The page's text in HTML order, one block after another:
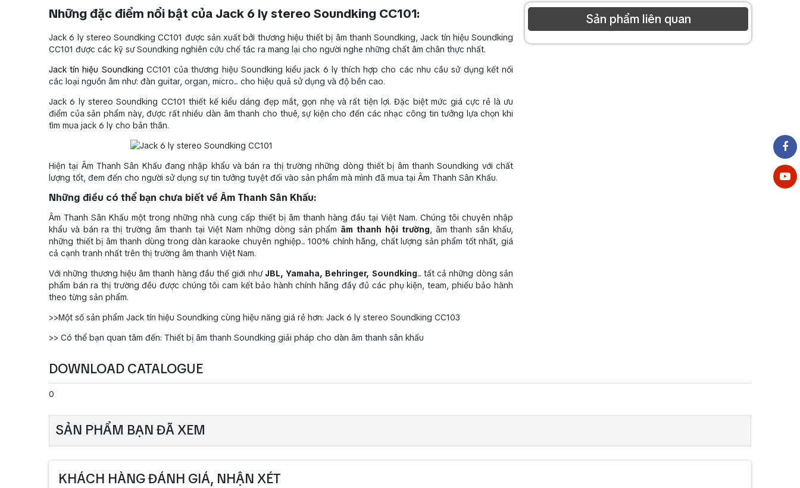
Những đặc điểm nổi bật của Jack 6 ly stereo Soundking CC101:
Jack 6 ly stereo Soundking CC101 được sản xuất bởi thương hiệu thiết bị âm thanh Soundking, Jack tín hiệu Soundking
CC101 được các kỹ sư Soundking nghiên cứu chế tác ra mang lại cho người nghe những chất âm chân thực nhất.
Jack tín hiệu Soundking CC101 của thương hiệu Soundking kiểu jack 6 ly thích hợp cho các nhu cầu sử dụng kết nối
các loại nguồn âm như: đàn guitar, organ, micro... cho hiệu quả sử dụng và độ bền cao.
Jack 6 ly stereo Soundking CC101 thiết kế kiểu dáng đẹp mắt, gọn nhẹ và rất tiện lợi. Đặc biệt mức giá cực rẻ là ưu
điểm của sản phẩm này, được rất nhiều dàn âm thanh cho thuê, sự kiện cho đến các nhạc công tin tưởng lựa chọn khi
tìm mua jack 6 ly cho bản thân.
Hiện tại Âm Thanh Sân Khấu đang nhập khẩu và bán ra thị trường những dòng thiết bị âm thanh Soundking với chất
lượng tốt, đem đến cho người sử dụng sự tin tưởng tuyệt đối vào sản phẩm mà mình đã mua tại Âm Thanh Sân Khấu.
Những điều có thể bạn chưa biết về Âm Thanh Sân Khấu:
Âm Thanh Sân Khấu một trong những nhà cung cấp thiết bị âm thanh hàng đầu tại Việt Nam. Chúng tôi chuyên nhập
khẩu và bán ra thị trường âm thanh tại Việt Nam những dòng sản phẩm âm thanh hội trường, âm thanh sân khấu,
những thiết bị âm thanh dùng trong dàn karaoke chuyên nghiệp... 100% chính hãng, chất lượng sản phẩm tốt nhất, giá
cả cạnh tranh nhất trên thị trường âm thanh Việt Nam.
Với những thương hiệu âm thanh hàng đầu thế giới như JBL, Yamaha, Behringer, Soundking... tất cả những dòng sản
phẩm bán ra thị trường đều được chúng tôi cam kết bảo hành chính hãng đầy đủ các phụ kiện, team, phiếu bảo hành
theo từng sản phẩm.
>>Một số sản phẩm Jack tín hiệu Soundking cùng hiệu năng giá rẻ hơn: Jack 6 ly stereo Soundking CC103
>> Có thể bạn quan tâm đến: Thiết bị âm thanh Soundking giải pháp cho dàn âm thanh sân khấu
Sản phẩm liên quan
DOWNLOAD CATALOGUE
0
SẢN PHẨM BẠN ĐÃ XEM
KHÁCH HÀNG ĐÁNH GIÁ, NHẬN XÉT